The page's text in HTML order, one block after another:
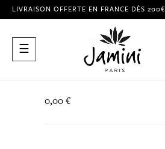
LIVRAISON OFFERTE EN FRANCE DÈS 200€
Basculer
la
☰
0,00 €